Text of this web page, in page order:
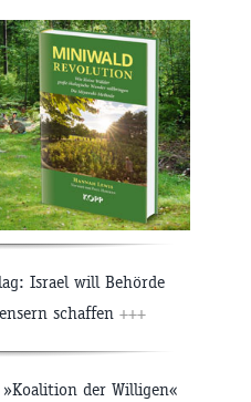
Israel will Behörde
schaffen +++
der Willigen«